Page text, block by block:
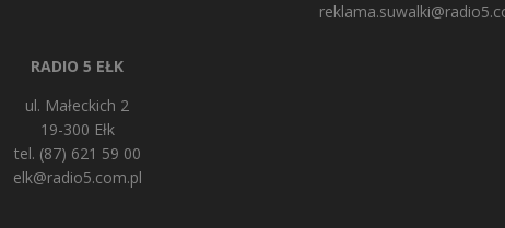
RADIO 5 EŁK
ul. Małeckich 2
19-300 Ełk
tel. (87) 621 59 00
elk@radio5.com.pl